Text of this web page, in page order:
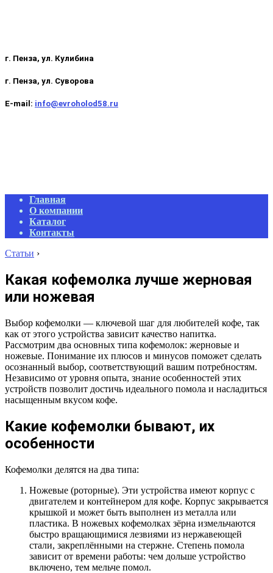
г. Пенза, ул. Кулибина
г. Пенза, ул. Суворова
E-mail: info@evroholod58.ru
Primary
Navigation
Menu
Главная
О компании
Каталог
Контакты
Статьи ›
Какая кофемолка лучше жерновая
или ножевая
Выбор кофемолки — ключевой шаг для любителей кофе, так
как от этого устройства зависит качество напитка.
Рассмотрим два основных типа кофемолок: жерновые и
ножевые. Понимание их плюсов и минусов поможет сделать
осознанный выбор, соответствующий вашим потребностям.
Независимо от уровня опыта, знание особенностей этих
устройств позволит достичь идеального помола и насладиться
насыщенным вкусом кофе.
Какие кофемолки бывают, их
особенности
Кофемолки делятся на два типа:
Ножевые (роторные). Эти устройства имеют корпус с
двигателем и контейнером для кофе. Корпус закрывается
крышкой и может быть выполнен из металла или
пластика. В ножевых кофемолках зёрна измельчаются
быстро вращающимися лезвиями из нержавеющей
стали, закреплёнными на стержне. Степень помола
зависит от времени работы: чем дольше устройство
включено, тем мельче помол.